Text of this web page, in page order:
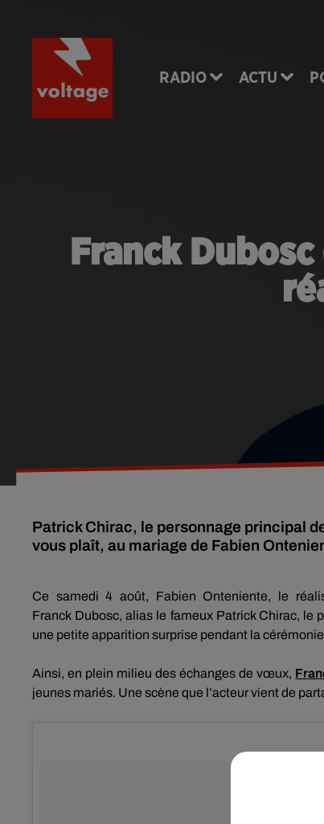
RADIO ACTU
Franck
Patrick Chirac, le personnage principal
vous plaît, au mariage de Fabien
Ce samedi 4 août, Fabien Onteniente, le
Franck Dubosc, alias le fameux Patrick Chirac, le
une petite apparition surprise pendant la
Ainsi, en plein milieu des échanges de vœux,
jeunes mariés. Une scène que l’acteur vient de